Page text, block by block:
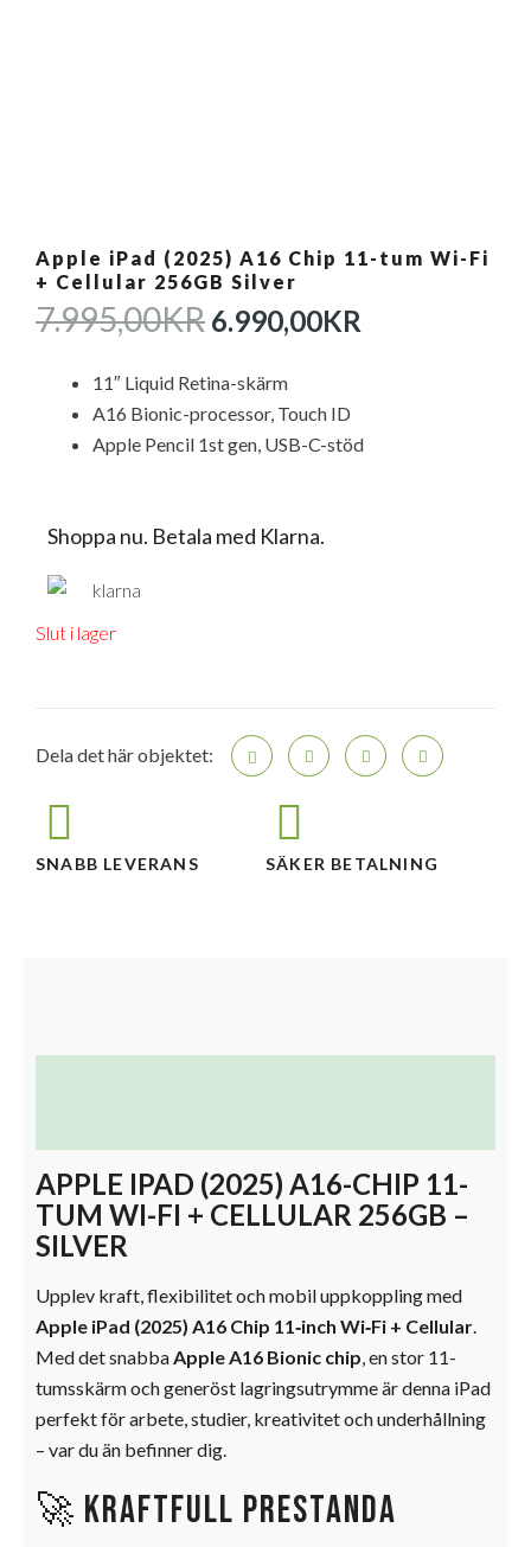
Apple iPad (2025) A16 Chip 11-tum Wi-Fi
+ Cellular 256GB Silver
7.995,00KRDET
URSPRUNGLIGA
PRISET
VAR:
7.995,00KR.
6.990,00KR
11″ Liquid Retina-skärm
A16 Bionic-processor, Touch ID
Apple Pencil 1st gen, USB-C-stöd
Shoppa nu. Betala med Klarna.
Slut i lager
Dela det här objektet:
SNABB LEVERANS SÄKER BETALNING
APPLE IPAD (2025) A16-CHIP 11-
TUM WI-FI + CELLULAR 256GB –
SILVER
Upplev kraft, flexibilitet och mobil uppkoppling med
Apple iPad (2025) A16 Chip 11‑inch Wi‑Fi + Cellular.
Med det snabbaApple A16 Bionic chip, en stor 11-
tumsskärm och generöst lagringsutrymme är denna iPad
perfekt för arbete, studier, kreativitet och underhållning
– var du än befinner dig.
🚀 Kraftfull prestanda